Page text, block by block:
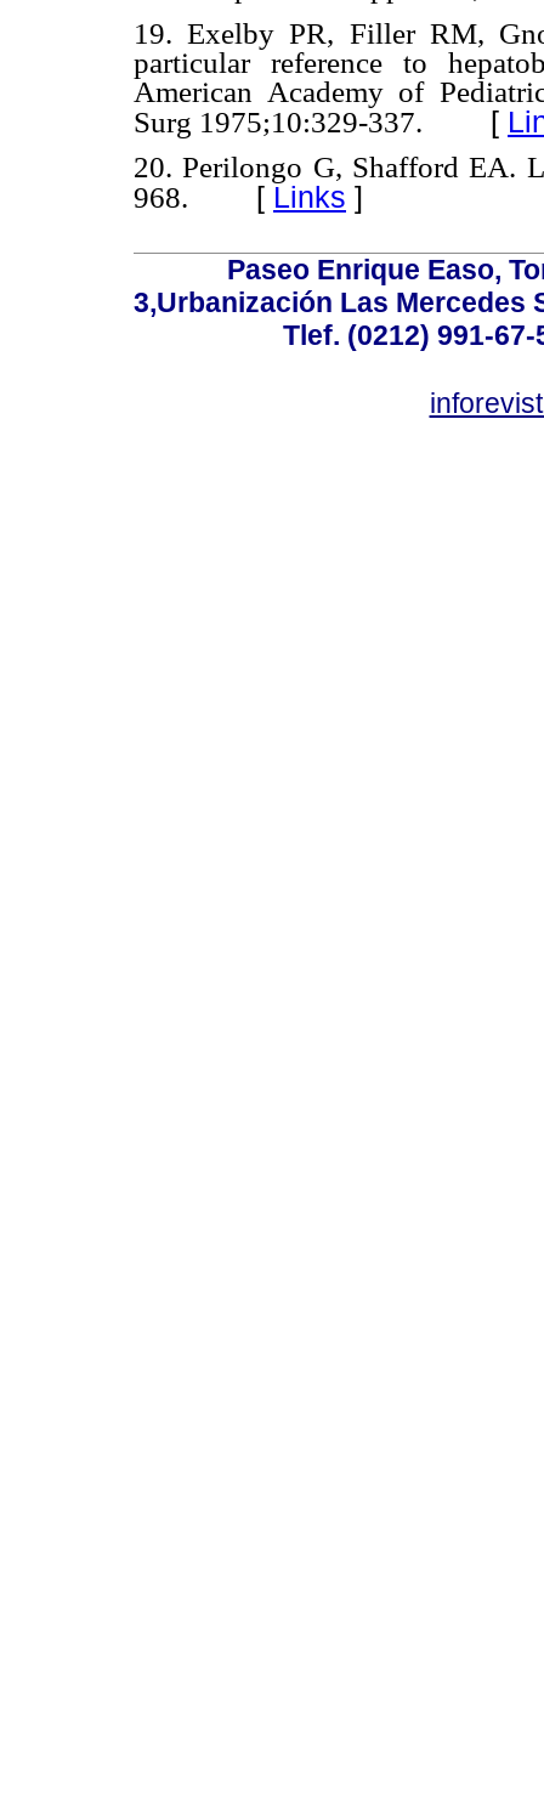
19. Exelby PR, Filler RM,
particular reference to
American Academy of
Surg 1975;10:329-337. [
20. Perilongo G, Shafford EA.
968. [ Links ]
Paseo Enrique Easo,
3,Urbanización Las Mercedes
Tlef. (0212) 991-